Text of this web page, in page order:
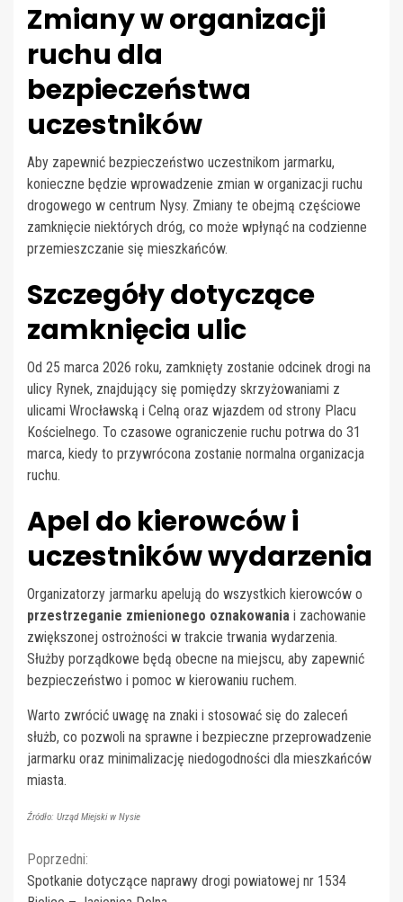
Zmiany w organizacji
ruchu dla
bezpieczeństwa
uczestników
Aby zapewnić bezpieczeństwo uczestnikom jarmarku,
konieczne będzie wprowadzenie zmian w organizacji ruchu
drogowego w centrum Nysy. Zmiany te obejmą częściowe
zamknięcie niektórych dróg, co może wpłynąć na codzienne
przemieszczanie się mieszkańców.
Szczegóły dotyczące
zamknięcia ulic
Od 25 marca 2026 roku, zamknięty zostanie odcinek drogi na
ulicy Rynek, znajdujący się pomiędzy skrzyżowaniami z
ulicami Wrocławską i Celną oraz wjazdem od strony Placu
Kościelnego. To czasowe ograniczenie ruchu potrwa do 31
marca, kiedy to przywrócona zostanie normalna organizacja
ruchu.
Apel do kierowców i
uczestników wydarzenia
Organizatorzy jarmarku apelują do wszystkich kierowców o
przestrzeganie zmienionego oznakowania i zachowanie
zwiększonej ostrożności w trakcie trwania wydarzenia.
Służby porządkowe będą obecne na miejscu, aby zapewnić
bezpieczeństwo i pomoc w kierowaniu ruchem.
Warto zwrócić uwagę na znaki i stosować się do zaleceń
służb, co pozwoli na sprawne i bezpieczne przeprowadzenie
jarmarku oraz minimalizację niedogodności dla mieszkańców
miasta.
Źródło: Urząd Miejski w Nysie
Continue
Poprzedni:
Spotkanie dotyczące naprawy drogi powiatowej nr 1534